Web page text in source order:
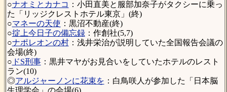
○ナオミとカナコ ：小田直美と服部加奈子がタクシーに乗っ
た「リッジクレストホテル東京」(終)
○マネーの天使 ：黒沼不動産(終)
○掟上今日子の備忘録：作創社(5,7)
○ナポレオンの村：浅井栄治が説明していた全国報告会議の
会場(終)
○ ドS刑事：黒井マヤがお見合いをしていたホテルのレスト
ラン(10)
◎アルジャーノンに花束を ：白鳥咲人が参加した「日本脳